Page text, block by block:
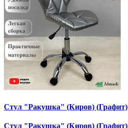
Стул "Ракушка" (Киров) (Графит)
Стул "Ракушка" (Киров) (Графит)